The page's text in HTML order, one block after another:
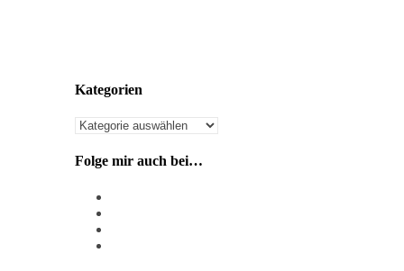
Kategorien
Kategorien
Folge mir auch bei…